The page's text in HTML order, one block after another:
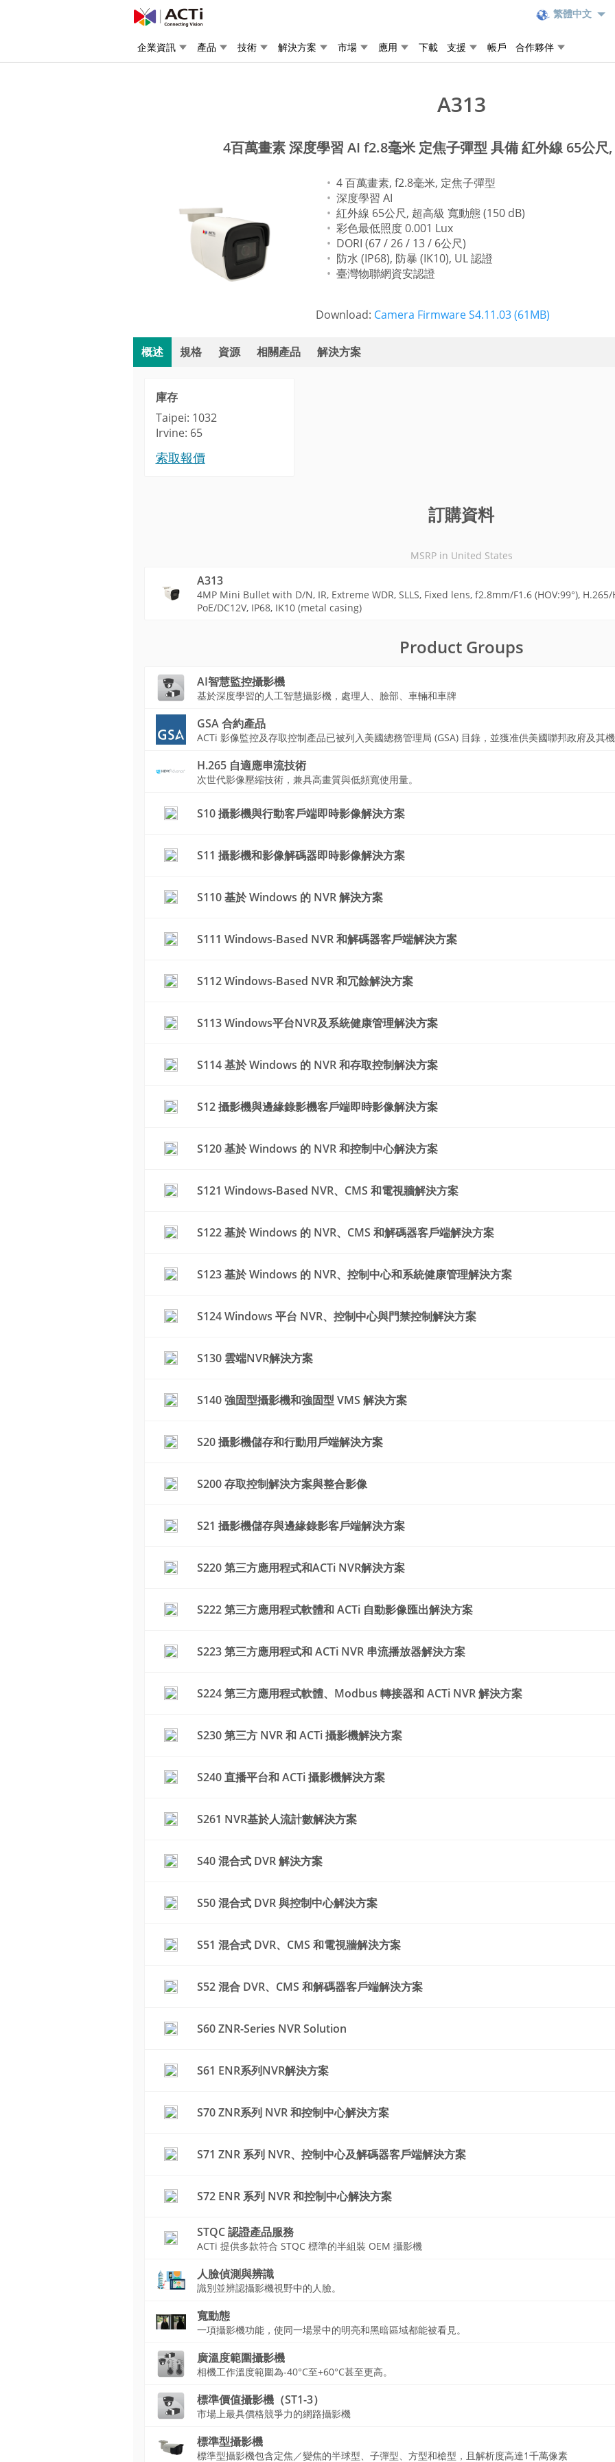
繁體中文
企業資訊 產品 技術 解決方案 市場 應用 下載 支援 帳戶 合作夥伴
A313
4百萬畫素 深度學習 AI f2.8毫米 定焦子彈型 具備 紅外線 65公尺
4 百萬畫素, f2.8毫米, 定焦子彈型
深度學習 AI
紅外線 65公尺, 超高級 寬動態 (150 dB)
彩色最低照度 0.001 Lux
DORI (67 / 26 / 13 / 6公尺)
防水 (IP68), 防暴 (IK10), UL 認證
臺灣物聯網資安認證
Download: Camera Firmware S4.11.03 (61MB)
概述 規格 資源 相關產品 解決方案
庫存
Taipei: 1032
Irvine: 65
索取報價
訂購資料
MSRP in United States
A313
4MP Mini Bullet with D/N, IR, Extreme WDR, SLLS, Fixed lens, f2.8mm/F1.6 (HOV:99°), H.265/
PoE/DC12V, IP68, IK10 (metal casing)
Product Groups
AI智慧監控攝影機
基於深度學習的人工智慧攝影機，處理人、臉部、車輛和車牌
GSA 合約產品
ACTi 影像監控及存取控制產品已被列入美國總務管理局 (GSA) 目錄，並獲准供美國聯邦政府及其機
H.265 自適應串流技術
次世代影像壓縮技術，兼具高畫質與低頻寬使用量。
S10 攝影機與行動客戶端即時影像解決方案
S11 攝影機和影像解碼器即時影像解決方案
S110 基於 Windows 的 NVR 解決方案
S111 Windows-Based NVR 和解碼器客戶端解決方案
S112 Windows-Based NVR 和冗餘解決方案
S113 Windows平台NVR及系統健康管理解決方案
S114 基於 Windows 的 NVR 和存取控制解決方案
S12 攝影機與邊緣錄影機客戶端即時影像解決方案
S120 基於 Windows 的 NVR 和控制中心解決方案
S121 Windows-Based NVR、CMS 和電視牆解決方案
S122 基於 Windows 的 NVR、CMS 和解碼器客戶端解決方案
S123 基於 Windows 的 NVR、控制中心和系統健康管理解決方案
S124 Windows 平台 NVR、控制中心與門禁控制解決方案
S130 雲端NVR解決方案
S140 強固型攝影機和強固型 VMS 解決方案
S20 攝影機儲存和行動用戶端解決方案
S200 存取控制解決方案與整合影像
S21 攝影機儲存與邊緣錄影客戶端解決方案
S220 第三方應用程式和ACTi NVR解決方案
S222 第三方應用程式軟體和 ACTi 自動影像匯出解決方案
S223 第三方應用程式和 ACTi NVR 串流播放器解決方案
S224 第三方應用程式軟體、Modbus 轉接器和 ACTi NVR 解決方案
S230 第三方 NVR 和 ACTi 攝影機解決方案
S240 直播平台和 ACTi 攝影機解決方案
S261 NVR基於人流計數解決方案
S40 混合式 DVR 解決方案
S50 混合式 DVR 與控制中心解決方案
S51 混合式 DVR、CMS 和電視牆解決方案
S52 混合 DVR、CMS 和解碼器客戶端解決方案
S60 ZNR-Series NVR Solution
S61 ENR系列NVR解決方案
S70 ZNR系列 NVR 和控制中心解決方案
S71 ZNR 系列 NVR、控制中心及解碼器客戶端解決方案
S72 ENR 系列 NVR 和控制中心解決方案
STQC 認證產品服務
ACTi 提供多款符合 STQC 標準的半組裝 OEM 攝影機
人臉偵測與辨識
識別並辨認攝影機視野中的人臉。
寬動態
一項攝影機功能，使同一場景中的明亮和黑暗區域都能被看見。
廣溫度範圍攝影機
相機工作溫度範圍為-40°C至+60°C甚至更高。
標準價值攝影機（ST1-3）
市場上最具價格競爭力的網路攝影機
標準型攝影機
標準型攝影機包含定焦／變焦的半球型、子彈型、方型和槍型，且解析度高達1千萬像素